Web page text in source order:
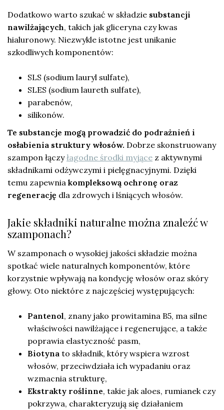
Dodatkowo warto szukać w składzie substancji
nawilżających, takich jak gliceryna czy kwas
hialuronowy. Niezwykle istotne jest unikanie
szkodliwych komponentów:
SLS (sodium lauryl sulfate),
SLES (sodium laureth sulfate),
parabenów,
silikonów.
Te substancje mogą prowadzić do podrażnień i
osłabienia struktury włosów. Dobrze skonstruowany
szampon łączyłagodne środki myjące z aktywnymi
składnikami odżywczymi i pielęgnacyjnymi. Dzięki
temu zapewnia kompleksową ochronę oraz
regenerację dla zdrowych i lśniących włosów.
Jakie składniki naturalne można znaleźć w
szamponach?
W szamponach o wysokiej jakości składzie można
spotkać wiele naturalnych komponentów, które
korzystnie wpływają na kondycję włosów oraz skóry
głowy. Oto niektóre z najczęściej występujących:
Pantenol, znany jako prowitamina B5, ma silne
właściwości nawilżające i regenerujące, a także
poprawia elastyczność pasm,
Biotyna to składnik, który wspiera wzrost
włosów, przeciwdziała ich wypadaniu oraz
wzmacnia strukturę,
Ekstrakty roślinne, takie jak aloes, rumianek czy
pokrzywa, charakteryzują się działaniem